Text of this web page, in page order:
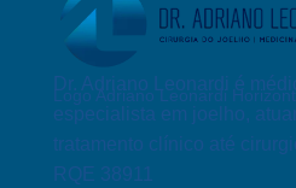
Logo Adriano Leonardi
Dr. Adriano Leonardi é
especialista em joelho,
tratamento clínico até
RQE 38911